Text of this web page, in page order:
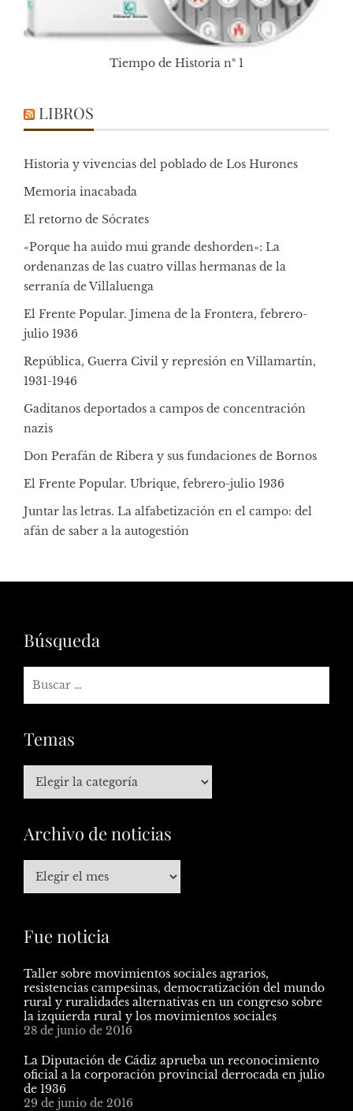
Tiempo de Historia nº 1
LIBROS
Historia y vivencias del poblado de Los Hurones
Memoria inacabada
El retorno de Sócrates
«Porque ha auido mui grande deshorden»: La
ordenanzas de las cuatro villas hermanas de la
serranía de Villaluenga
El Frente Popular. Jimena de la Frontera, febrero-
julio 1936
República, Guerra Civil y represión en Villamartín,
1931-1946
Gaditanos deportados a campos de concentración
nazis
Don Perafán de Ribera y sus fundaciones de Bornos
El Frente Popular. Ubrique, febrero-julio 1936
Juntar las letras. La alfabetización en el campo: del
afán de saber a la autogestión
Búsqueda
Temas
Archivo de noticias
Fue noticia
Taller sobre movimientos sociales agrarios,
resistencias campesinas, democratización del mundo
rural y ruralidades alternativas en un congreso sobre
la izquierda rural y los movimientos sociales
28 de junio de 2016
La Diputación de Cádiz aprueba un reconocimiento
oficial a la corporación provincial derrocada en julio
de 1936
29 de junio de 2016